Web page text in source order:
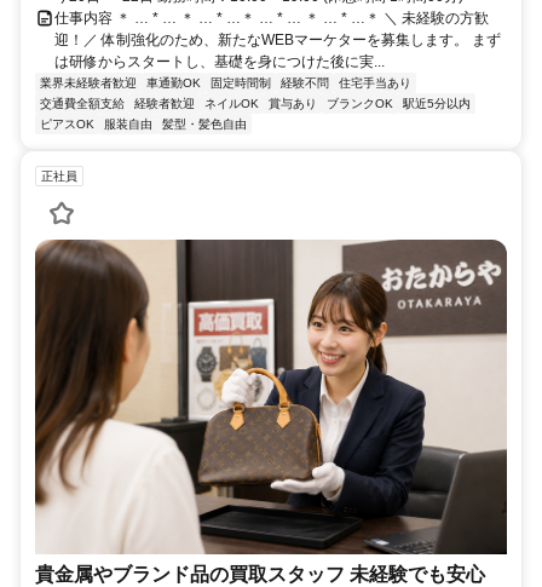
仕事内容 ＊ … * … ＊ … * …＊ … * … ＊ … * …＊ ＼ 未経験の方歓
迎！／ 体制強化のため、新たなWEBマーケターを募集します。 まず
は研修からスタートし、基礎を身につけた後に実...
業界未経験者歓迎 車通勤OK 固定時間制 経験不問
住宅手当あり
交通費全額支給
経験者歓迎 ネイルOK 賞与あり ブランクOK
駅近5分以内
ピアスOK
服装自由 髪型・髪色自由
正社員
貴金属やブランド品の買取スタッフ 未経験でも安心